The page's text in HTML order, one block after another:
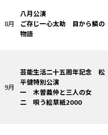
8月
八月公演
ご存じ一心太助 目から鱗の
物語
9月
芸能生活二十五周年記念 松
平健特別公演
一 木曽義仲と三人の女
二 唄う絵草紙2000